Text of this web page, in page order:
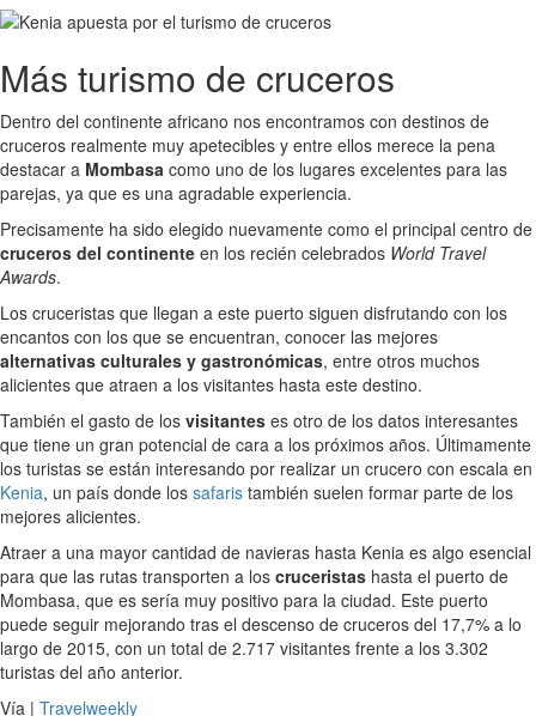
Más turismo de cruceros
Dentro del continente africano nos encontramos con destinos de
cruceros realmente muy apetecibles y entre ellos merece la pena
destacar a Mombasa como uno de los lugares excelentes para las
parejas, ya que es una agradable experiencia.
Precisamente ha sido elegido nuevamente como el principal centro de
cruceros del continente en los recién celebrados World Travel
Awards.
Los cruceristas que llegan a este puerto siguen disfrutando con los
encantos con los que se encuentran, conocer las mejores
alternativas culturales y gastronómicas, entre otros muchos
alicientes que atraen a los visitantes hasta este destino.
También el gasto de los visitantes es otro de los datos interesantes
que tiene un gran potencial de cara a los próximos años. Últimamente
los turistas se están interesando por realizar un crucero con escala en
Kenia, un país donde los safaris también suelen formar parte de los
mejores alicientes.
Atraer a una mayor cantidad de navieras hasta Kenia es algo esencial
para que las rutas transporten a los cruceristas hasta el puerto de
Mombasa, que es sería muy positivo para la ciudad. Este puerto
puede seguir mejorando tras el descenso de cruceros del 17,7% a lo
largo de 2015, con un total de 2.717 visitantes frente a los 3.302
turistas del año anterior.
Vía | Travelweekly